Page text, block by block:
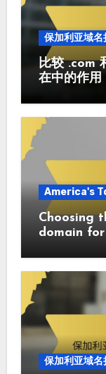
保加利亚域名
比较 .com
在中的作用
America's
Choosing
domain
保加利亚域名